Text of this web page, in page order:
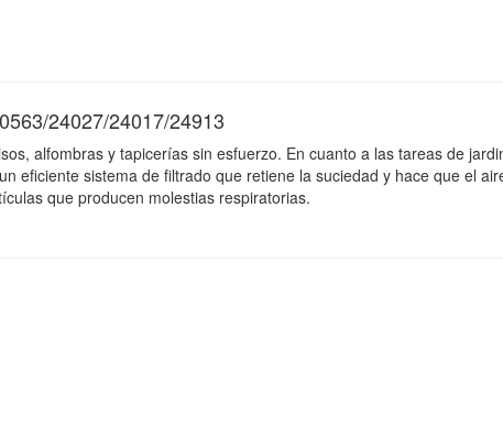
24027/24017/24913
alfombras y tapicerías sin esfuerzo. En cuanto a las tareas de
eficiente sistema de filtrado que retiene la suciedad y hace que el
que producen molestias respiratorias.